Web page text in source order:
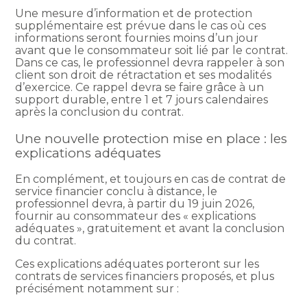
Une mesure d’information et de protection
supplémentaire est prévue dans le cas où ces
informations seront fournies moins d’un jour
avant que le consommateur soit lié par le contrat.
Dans ce cas, le professionnel devra rappeler à son
client son droit de rétractation et ses modalités
d’exercice. Ce rappel devra se faire grâce à un
support durable, entre 1 et 7 jours calendaires
après la conclusion du contrat.
Une nouvelle protection mise en place : les
explications adéquates
En complément, et toujours en cas de contrat de
service financier conclu à distance, le
professionnel devra, à partir du 19 juin 2026,
fournir au consommateur des « explications
adéquates », gratuitement et avant la conclusion
du contrat.
Ces explications adéquates porteront sur les
contrats de services financiers proposés, et plus
précisément notamment sur :